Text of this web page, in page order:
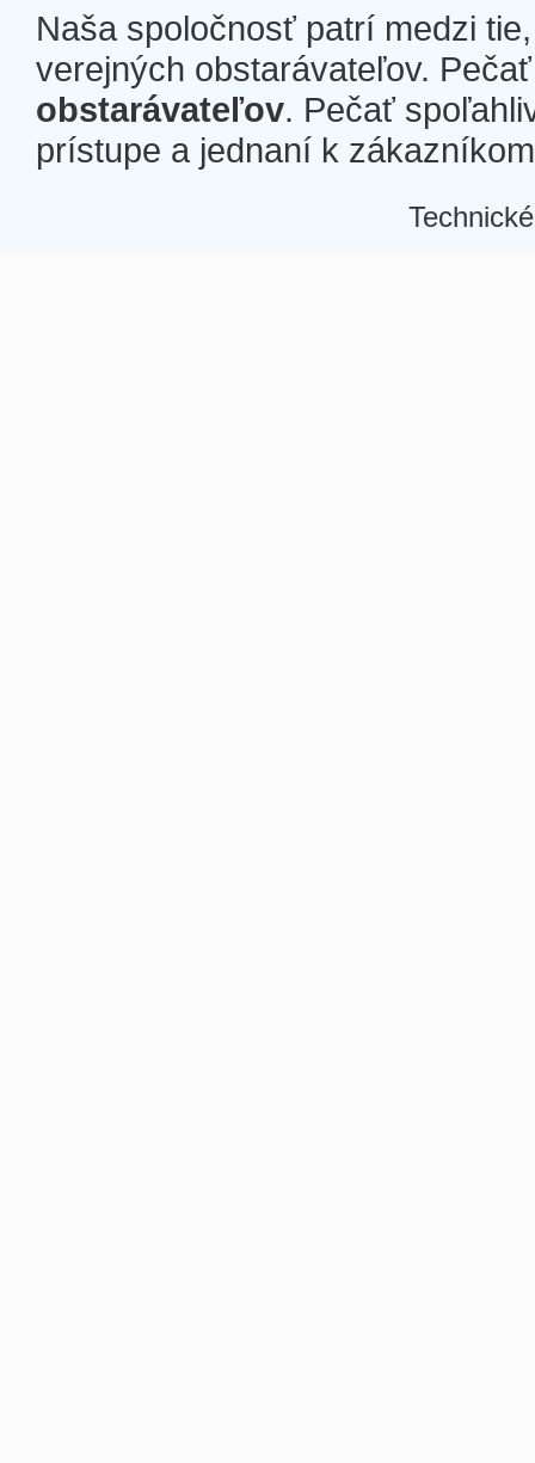
Naša spoločnosť patrí medzi
verejných obstarávateľov.
obstarávateľov. Pečať
prístupe a jednaní k